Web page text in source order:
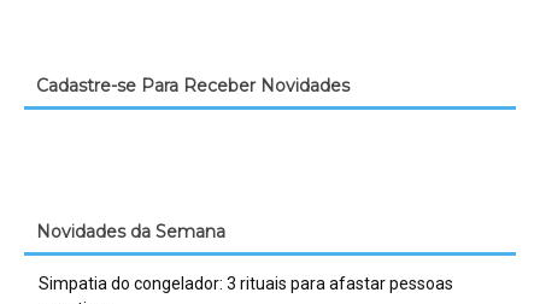
Cadastre-se Para Receber Novidades
Novidades da Semana
Simpatia do congelador: 3 rituais para afastar pessoas